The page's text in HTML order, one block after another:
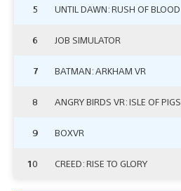
5 UNTIL DAWN: RUSH OF BLOOD
6 JOB SIMULATOR
7 BATMAN: ARKHAM VR
8 ANGRY BIRDS VR: ISLE OF PIGS
9 BOXVR
10 CREED: RISE TO GLORY